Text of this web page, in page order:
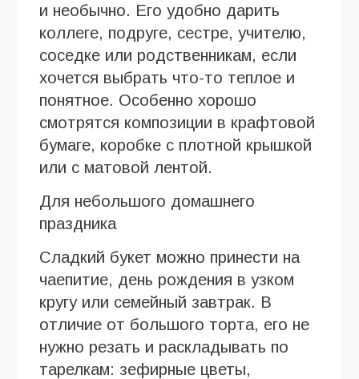
и необычно. Его удобно дарить
коллеге, подруге, сестре, учителю,
соседке или родственникам, если
хочется выбрать что-то теплое и
понятное. Особенно хорошо
смотрятся композиции в крафтовой
бумаге, коробке с плотной крышкой
или с матовой лентой.
Для небольшого домашнего
праздника
Сладкий букет можно принести на
чаепитие, день рождения в узком
кругу или семейный завтрак. В
отличие от большого торта, его не
нужно резать и раскладывать по
тарелкам: зефирные цветы,